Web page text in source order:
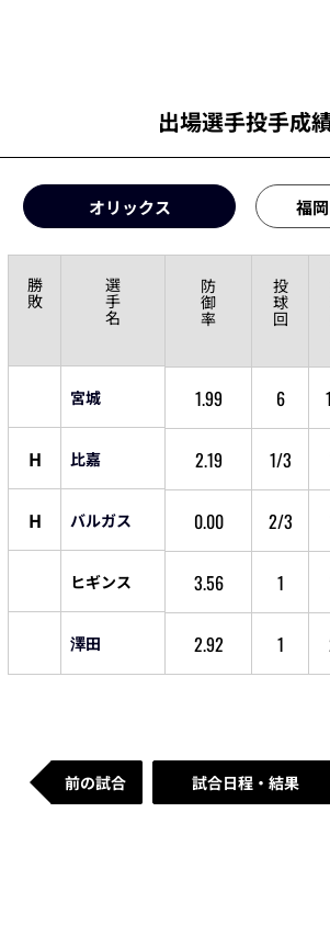
出場選手投手成
オリックス 福
勝
敗
選
手
名
防
御
率
投
球
回
宮城 1.99 6
H 比嘉 2.19 1/3
H バルガス 0.00 2/3
ヒギンス 3.56 1
澤田 2.92 1
前の試合 試合日程・結果